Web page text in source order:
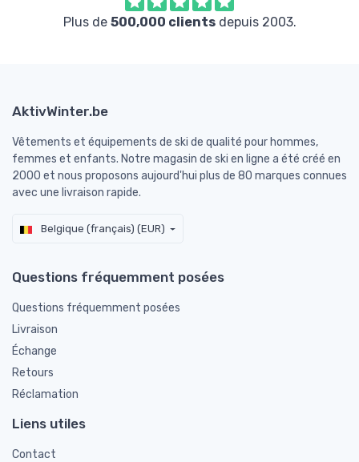
Plus de 500,000 clientsdepuis 2003.
AktivWinter.be
Vêtements et équipements de ski de qualité pour hommes,
femmes et enfants. Notre magasin de ski en ligne a été créé en
2000 et nous proposons aujourd'hui plus de 80 marques connues
avec une livraison rapide.
Belgique (français) (EUR)
Questions fréquemment posées
Questions fréquemment posées
Livraison
Échange
Retours
Réclamation
Liens utiles
Contact